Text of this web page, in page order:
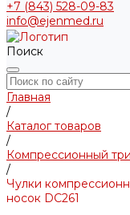
+7 (843) 528-09-83
info@ejenmed.ru
Поиск
Главная
/
Каталог товаров
/
Компрессионный
/
Чулки
носок DC261